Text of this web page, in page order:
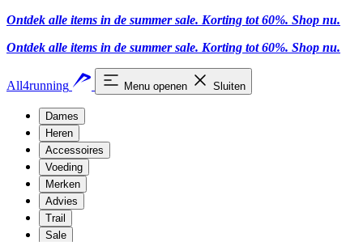
Ontdek alle items in de summer sale. Korting tot 60%. Shop nu.
Ontdek alle items in de summer sale. Korting tot 60%. Shop nu.
All4running Menu openen Sluiten
Dames
Heren
Accessoires
Voeding
Merken
Advies
Trail
Sale